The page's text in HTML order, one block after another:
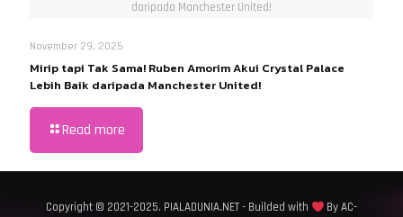
daripada Manchester United!
November 29, 2025
Mirip tapi Tak Sama! Ruben Amorim Akui Crystal Palace
Lebih Baik daripada Manchester United!
Read more
Copyright © 2021-2025. PIALADUNIA.NET - Builded with By AC-